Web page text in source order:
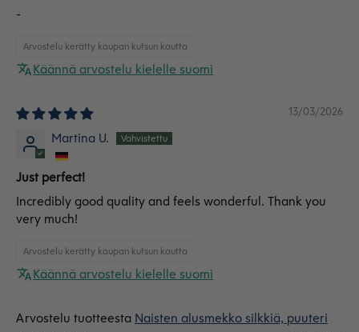
-
Arvostelu kerätty kaupan kutsun kautta
Käännä arvostelu kielelle suomi
13/03/2026
Martina U.
Just perfect!
Incredibly good quality and feels wonderful. Thank you
very much!
Arvostelu kerätty kaupan kutsun kautta
Käännä arvostelu kielelle suomi
Naisten alusmekko silkkiä, puuteri